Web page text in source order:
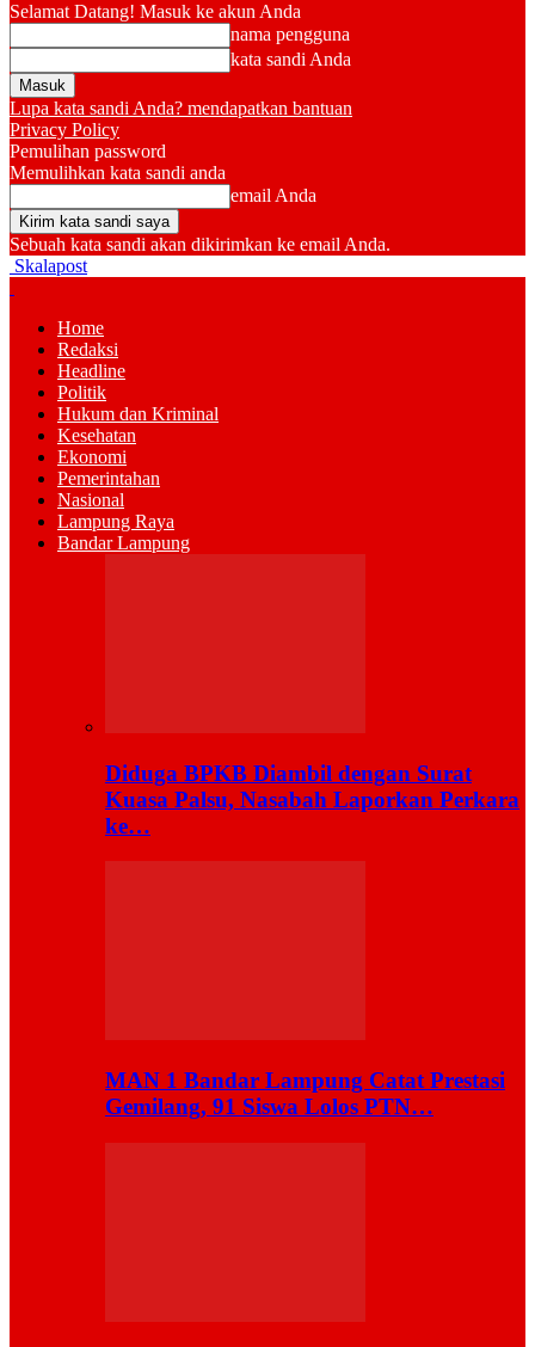
Selamat Datang! Masuk ke akun Anda
nama pengguna
kata sandi Anda
Lupa kata sandi Anda? mendapatkan bantuan
Privacy Policy
Pemulihan password
Memulihkan kata sandi anda
email Anda
Sebuah kata sandi akan dikirimkan ke email Anda.
Skalapost
Home
Redaksi
Headline
Politik
Hukum dan Kriminal
Kesehatan
Ekonomi
Pemerintahan
Nasional
Lampung Raya
Bandar Lampung
Diduga BPKB Diambil dengan Surat
Kuasa Palsu, Nasabah Laporkan Perkara
ke…
MAN 1 Bandar Lampung Catat Prestasi
Gemilang, 91 Siswa Lolos PTN…